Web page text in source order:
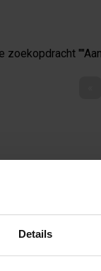
Details
zoekopdracht ""